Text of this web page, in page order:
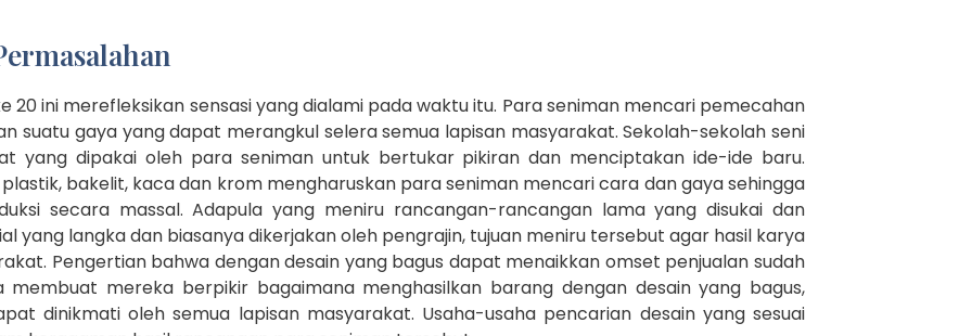
20 ini merefleksikan sensasi yang dialami pada waktu itu. Para seniman mencari pemecahan
suatu gaya yang dapat merangkul selera semua lapisan masyarakat. Sekolah-sekolah seni
yang dipakai oleh para seniman untuk bertukar pikiran dan menciptakan ide-ide baru.
bakelit, kaca dan krom mengharuskan para seniman mencari cara dan gaya sehingga
secara massal. Adapula yang meniru rancangan-rancangan lama yang disukai dan
yang langka dan biasanya dikerjakan oleh pengrajin, tujuan meniru tersebut agar hasil karya
Pengertian bahwa dengan desain yang bagus dapat menaikkan omset penjualan sudah
mereka berpikir bagaimana menghasilkan barang dengan desain yang bagus,
dinikmati oleh semua lapisan masyarakat. Usaha-usaha pencarian desain yang sesuai